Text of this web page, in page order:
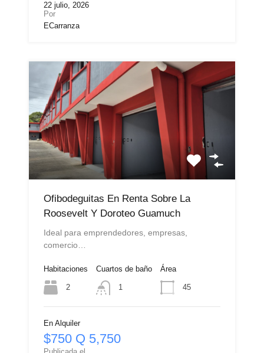
22 julio, 2026
Por
ECarranza
Ofibodeguitas En Renta Sobre La
Roosevelt Y Doroteo Guamuch
Ideal para emprendedores, empresas,
comercio…
Habitaciones
2
Cuartos de baño
1
Área
45
En Alquiler
$750 Q 5,750